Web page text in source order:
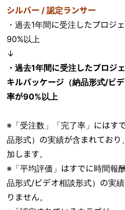
シルバー / 認定ランサー
・過去1年間に受注したプロジ
90%以上
↓
・過去1年間に受注したプロジ
キルパッケージ（納品形式/ビ
率が90%以上
※「受注数」「完了率」にはす
品形式）の実績が含まれており
加します。
※「平均評価」はすでに時間報
品形式/ビデオ相談形式）の実
りません。